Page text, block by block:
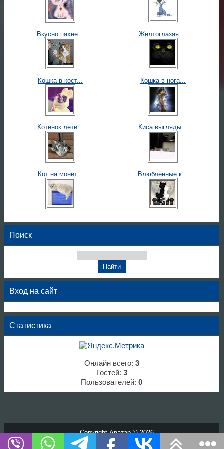
Вкусно пахне... Желтоглазая ...
Кошка в кост... Кошка в нога...
Котенок лети... Киса выгляды...
Кот на монит... Влюблённые к...
Поиск
Вход на сайт
Статистика
Онлайн всего: 3
Гостей: 3
Пользователей:0
Copyright Аватар © 2026
Хостинг от
uCoz